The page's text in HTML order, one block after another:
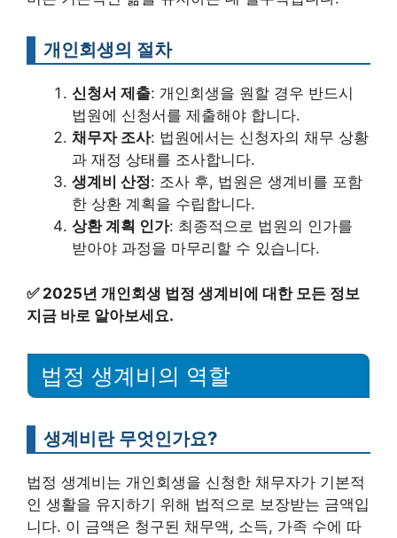
개인회생의 절차
신청서 제출: 개인회생을 원할 경우 반드시
법원에 신청서를 제출해야 합니다.
채무자 조사: 법원에서는 신청자의 채무 상황
과 재정 상태를 조사합니다.
생계비 산정: 조사 후, 법원은 생계비를 포함
한 상환 계획을 수립합니다.
상환 계획 인가: 최종적으로 법원의 인가를
받아야 과정을 마무리할 수 있습니다.
✅ 2025년 개인회생 법정 생계비에 대한 모든 정보
지금 바로 알아보세요.
법정 생계비의 역할
생계비란 무엇인가요?
법정 생계비는 개인회생을 신청한 채무자가 기본적
인 생활을 유지하기 위해 법적으로 보장받는 금액입
니다. 이 금액은 청구된 채무액, 소득, 가족 수에 따